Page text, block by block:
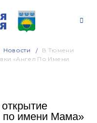
Новости
В Тюмени
«Ангел По Имени
по имени Мама»